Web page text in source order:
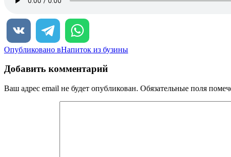
Навигация
по
записям
Опубликовано вНапиток из бузины
Добавить комментарий
Ваш адрес email не будет опубликован. Обязательные поля